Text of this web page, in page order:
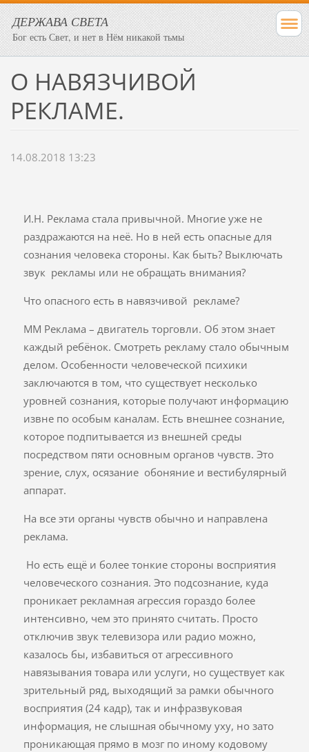
ДЕРЖАВА СВЕТА
Бог есть Свет, и нет в Нём никакой тьмы
О НАВЯЗЧИВОЙ
РЕКЛАМЕ.
14.08.2018 13:23
И.Н. Реклама стала привычной. Многие уже не
раздражаются на неё. Но в ней есть опасные для
сознания человека стороны. Как быть? Выключать
звук рекламы или не обращать внимания?
Что опасного есть в навязчивой рекламе?
ММ Реклама – двигатель торговли. Об этом знает
каждый ребёнок. Смотреть рекламу стало обычным
делом. Особенности человеческой психики
заключаются в том, что существует несколько
уровней сознания, которые получают информацию
извне по особым каналам. Есть внешнее сознание,
которое подпитывается из внешней среды
посредством пяти основным органов чувств. Это
зрение, слух, осязание обоняние и вестибулярный
аппарат.
На все эти органы чувств обычно и направлена
реклама.
Но есть ещё и более тонкие стороны восприятия
человеческого сознания. Это подсознание, куда
проникает рекламная агрессия гораздо более
интенсивно, чем это принято считать. Просто
отключив звук телевизора или радио можно,
казалось бы, избавиться от агрессивного
навязывания товара или услуги, но существует как
зрительный ряд, выходящий за рамки обычного
восприятия (24 кадр), так и инфразвуковая
информация, не слышная обычному уху, но зато
проникающая прямо в мозг по иному кодовому